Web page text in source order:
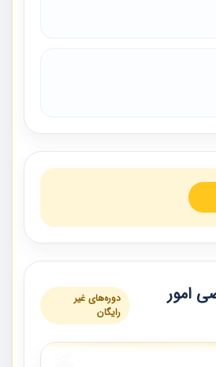
امور
دوره‌های غیر
رایگان